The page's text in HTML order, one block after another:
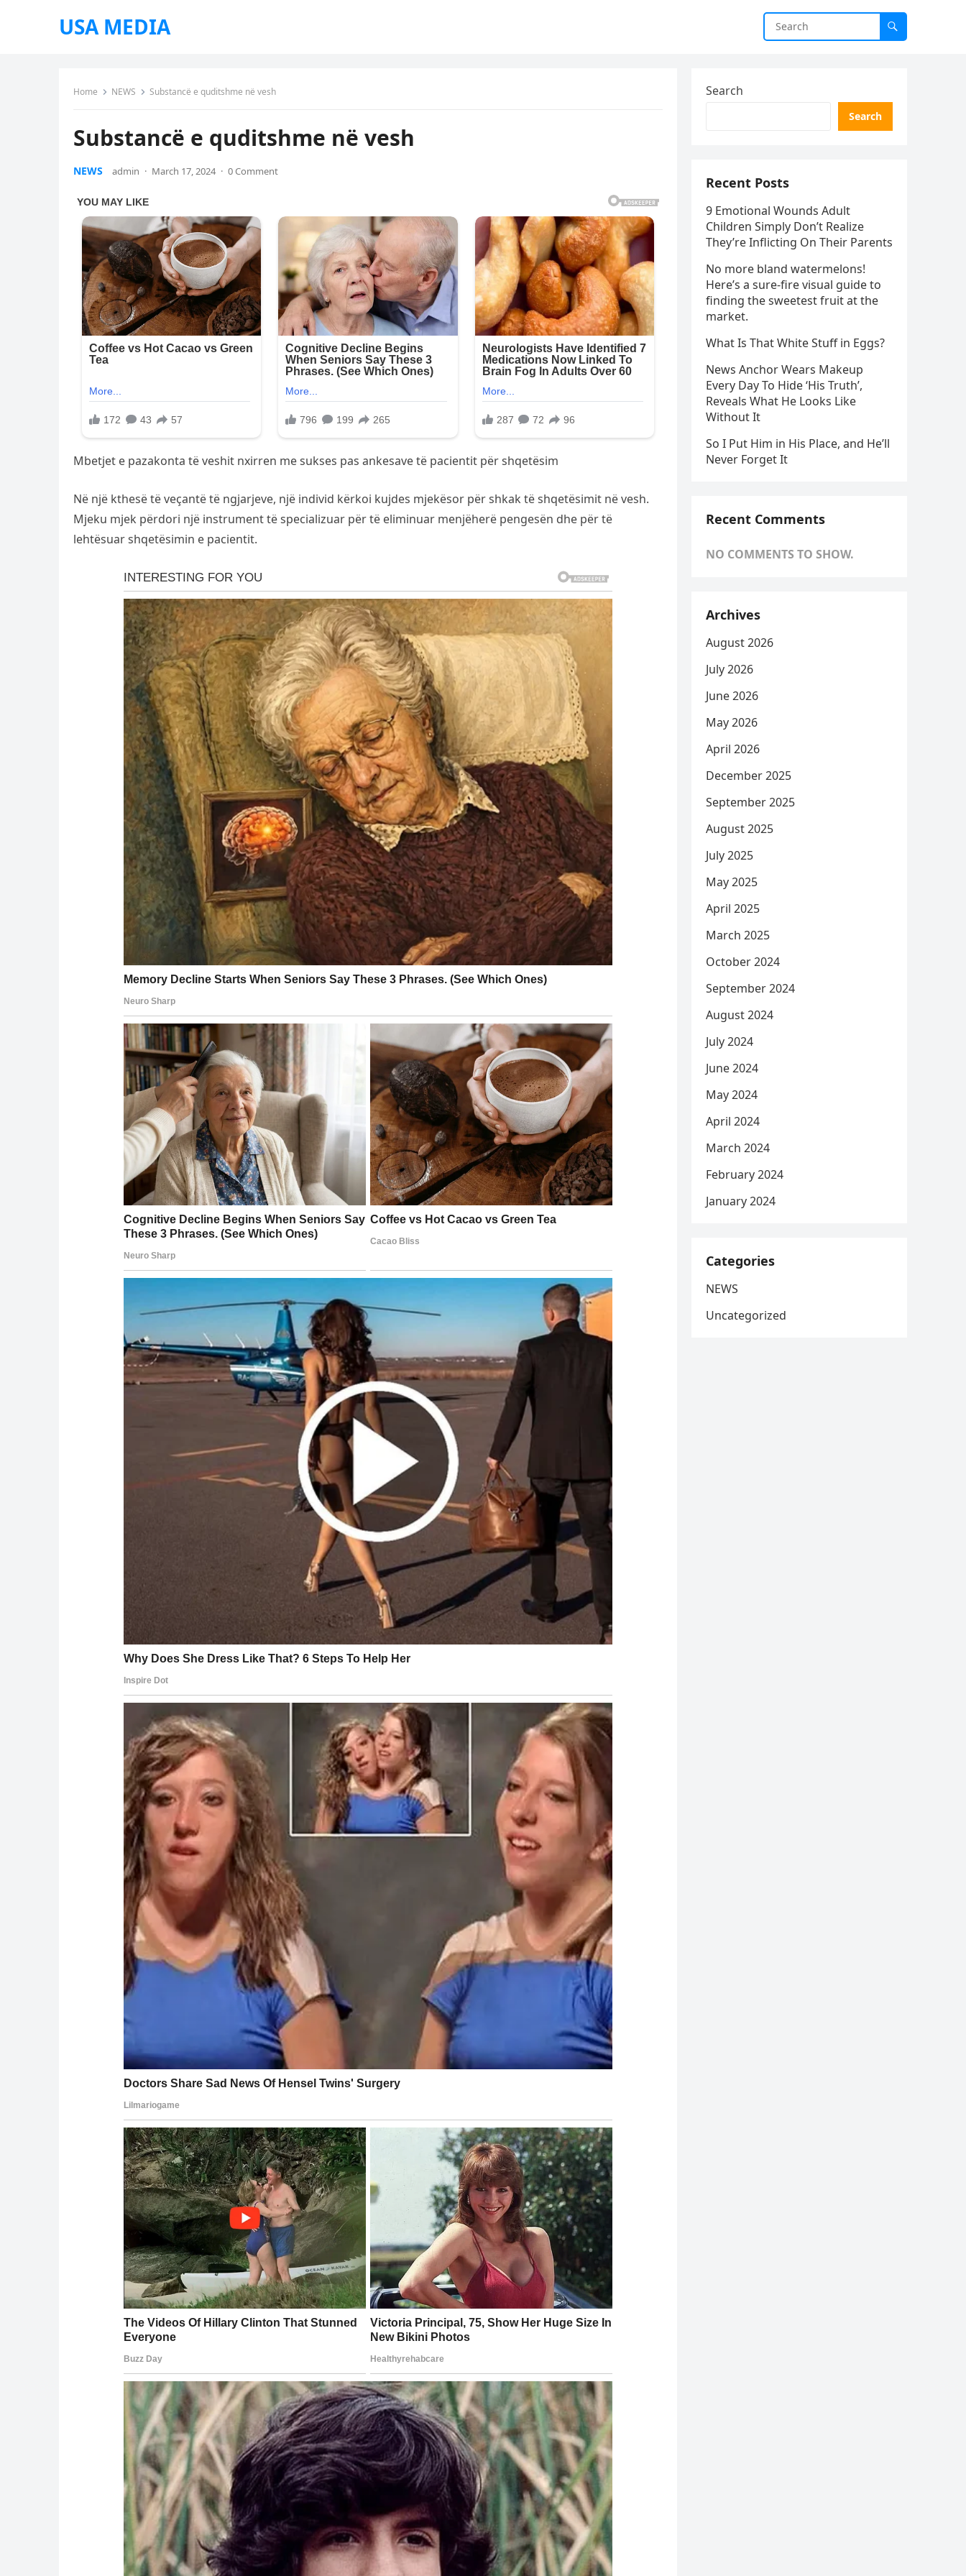
USA MEDIA
Home NEWS Substancë e quditshme në vesh
Substancë e quditshme në vesh
NEWS admin · March 17, 2024 · 0 Comment
Mbetjet e pazakonta të veshit nxirren me sukses pas ankesave të pacientit për shqetësim
Në një kthesë të veçantë të ngjarjeve, një individ kërkoi kujdes mjekësor për shkak të shqetësimit në vesh.
Mjeku mjek përdori një instrument të specializuar për të eliminuar menjëherë pengesën dhe për të
lehtësuar shqetësimin e pacientit.
Search
Search
Recent Posts
9 Emotional Wounds Adult
Children Simply Don’t Realize
They’re Inflicting On Their Parents
No more bland watermelons!
Here’s a sure-fire visual guide to
finding the sweetest fruit at the
market.
What Is That White Stuff in Eggs?
News Anchor Wears Makeup
Every Day To Hide ‘His Truth’,
Reveals What He Looks Like
Without It
So I Put Him in His Place, and He’ll
Never Forget It
Recent Comments
NO COMMENTS TO SHOW.
Archives
August 2026
July 2026
June 2026
May 2026
April 2026
December 2025
September 2025
August 2025
July 2025
May 2025
April 2025
March 2025
October 2024
September 2024
August 2024
July 2024
June 2024
May 2024
April 2024
March 2024
February 2024
January 2024
Categories
NEWS
Uncategorized